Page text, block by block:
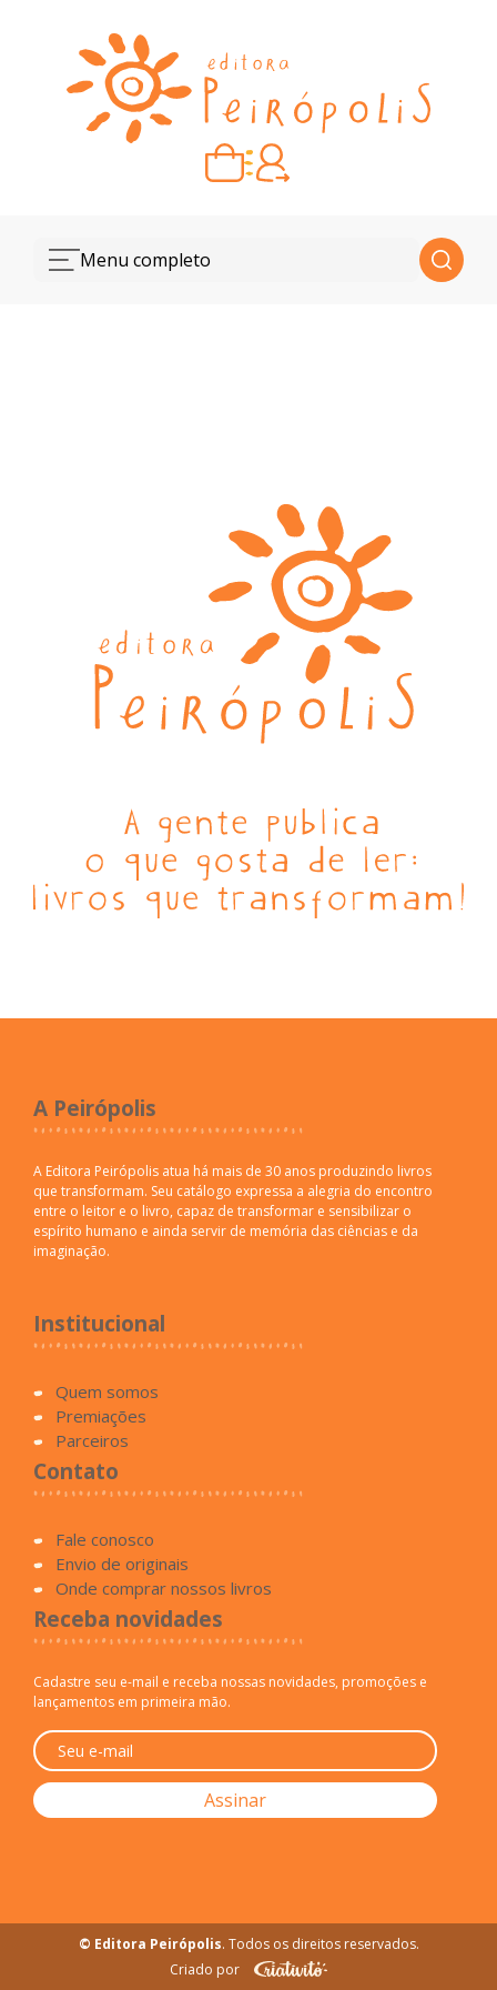
Carrinho vazio
Quando escolher seus livros, eles aparecem aqui.
Menu completo
A Peirópolis
A Editora Peirópolis atua há mais de 30 anos produzindo livros
que transformam. Seu catálogo expressa a alegria do encontro
entre o leitor e o livro, capaz de transformar e sensibilizar o
espírito humano e ainda servir de memória das ciências e da
imaginação.
Institucional
Quem somos
Premiações
Parceiros
Contato
Fale conosco
Envio de originais
Onde comprar nossos livros
Receba novidades
Cadastre seu e-mail e receba nossas novidades, promoções e
lançamentos em primeira mão.
© Editora Peirópolis. Todos os direitos reservados.
Criado por